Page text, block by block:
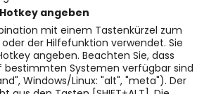
Hotkey angeben
mit einem Tastenkürzel zum
der Hilfefunktion verwendet. Sie
angeben. Beachten Sie, dass
Systemen verfügbar sind
Windows/Linux: "alt", "meta"). Der